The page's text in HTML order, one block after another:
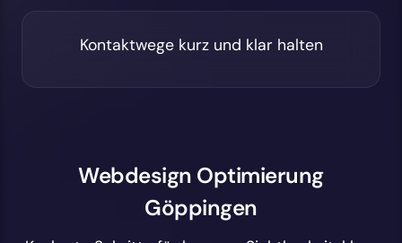
Kontaktwege kurz und klar halten
Webdesign Optimierung
Göppingen